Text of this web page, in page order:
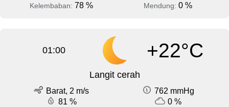
Kelembaban: 78 % Mendung: 0 %
01:00 +22°C
Langit cerah
Barat, 2 m/s
762 mmHg
81 %
0 %